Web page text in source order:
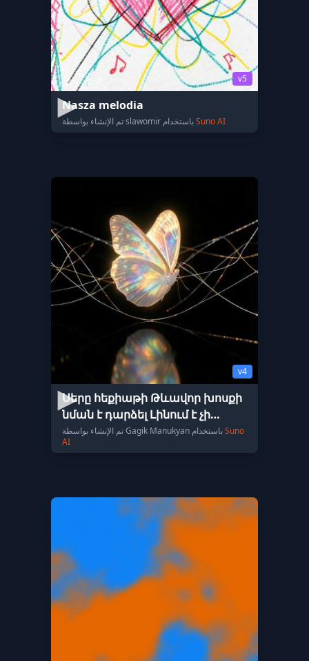
v5
Nasza melodia
Suno AI
v4
Սերը հեքիաթի Թևավոր խոսքի
նման է դարձել Լինում է չի
լինում Իսկ դու քո այդ հիմմ
Suno
AI